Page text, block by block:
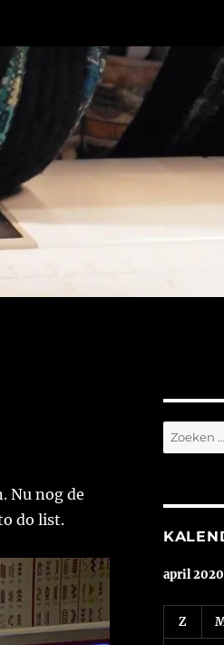
Nu nog de
do list.
Zoeken
naar:
april 2020
Z